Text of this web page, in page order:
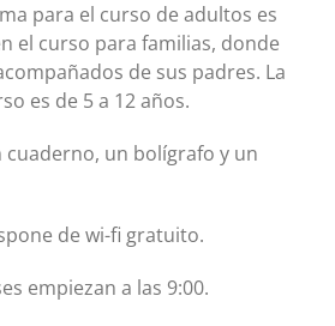
para el curso de adultos es
el curso para familias, donde
de sus padres. La
es de 5 a 12 años.
cuaderno, un bolígrafo y un
de wi-fi gratuito.
empiezan a las 9:00.